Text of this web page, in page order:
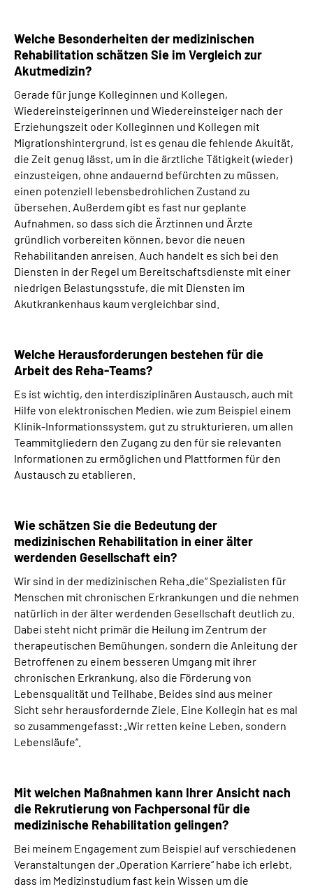
Welche Besonderheiten der medizinischen
Rehabilitation schätzen Sie im Vergleich zur
Akutmedizin?
Gerade für junge Kolleginnen und Kollegen,
Wiedereinsteigerinnen und Wiedereinsteiger nach der
Erziehungszeit oder Kolleginnen und Kollegen mit
Migrationshintergrund, ist es genau die fehlende Akuität,
die Zeit genug lässt, um in die ärztliche Tätigkeit (wieder)
einzusteigen, ohne andauernd befürchten zu müssen,
einen potenziell lebensbedrohlichen Zustand zu
übersehen. Außerdem gibt es fast nur geplante
Aufnahmen, so dass sich die Ärztinnen und Ärzte
gründlich vorbereiten können, bevor die neuen
Rehabilitanden anreisen. Auch handelt es sich bei den
Diensten in der Regel um Bereitschaftsdienste mit einer
niedrigen Belastungsstufe, die mit Diensten im
Akutkrankenhaus kaum vergleichbar sind.
Welche Herausforderungen bestehen für die
Arbeit des Reha-Teams?
Es ist wichtig, den interdisziplinären Austausch, auch mit
Hilfe von elektronischen Medien, wie zum Beispiel einem
Klinik-Informationssystem, gut zu strukturieren, um allen
Teammitgliedern den Zugang zu den für sie relevanten
Informationen zu ermöglichen und Plattformen für den
Austausch zu etablieren.
Wie schätzen Sie die Bedeutung der
medizinischen Rehabilitation in einer älter
werdenden Gesellschaft ein?
Wir sind in der medizinischen Reha „die“ Spezialisten für
Menschen mit chronischen Erkrankungen und die nehmen
natürlich in der älter werdenden Gesellschaft deutlich zu.
Dabei steht nicht primär die Heilung im Zentrum der
therapeutischen Bemühungen, sondern die Anleitung der
Betroffenen zu einem besseren Umgang mit ihrer
chronischen Erkrankung, also die Förderung von
Lebensqualität und Teilhabe. Beides sind aus meiner
Sicht sehr herausfordernde Ziele. Eine Kollegin hat es mal
so zusammengefasst: „Wir retten keine Leben, sondern
Lebensläufe“.
Mit welchen Maßnahmen kann Ihrer Ansicht nach
die Rekrutierung von Fachpersonal für die
medizinische Rehabilitation gelingen?
Bei meinem Engagement zum Beispiel auf verschiedenen
Veranstaltungen der „Operation Karriere“ habe ich erlebt,
dass im Medizinstudium fast kein Wissen um die